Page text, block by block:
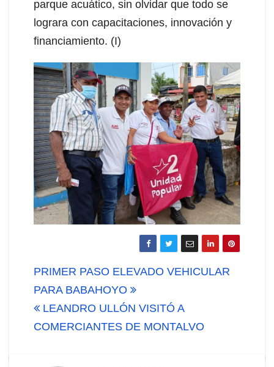
parque acuático, sin olvidar que todo se
lograra con capacitaciones, innovación y
financiamiento. (I)
Navegación
de
entradas
PRIMER PASO ELEVADO VEHICULAR
PARA BABAHOYO
LEANDRO ULLÓN VISITÓ A
COMERCIANTES DE MONTALVO